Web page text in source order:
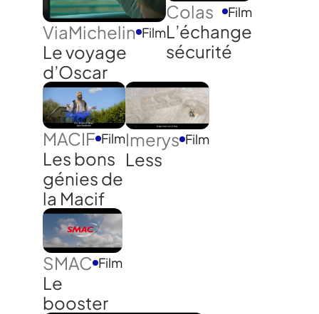
ViaMichelin Film
Le voyage
d’Oscar
Colas Film
L’échange
sécurité
MACIF Film
Les bons
génies de
la Macif
Imerys Film
Less
SMAC Film
Le
booster